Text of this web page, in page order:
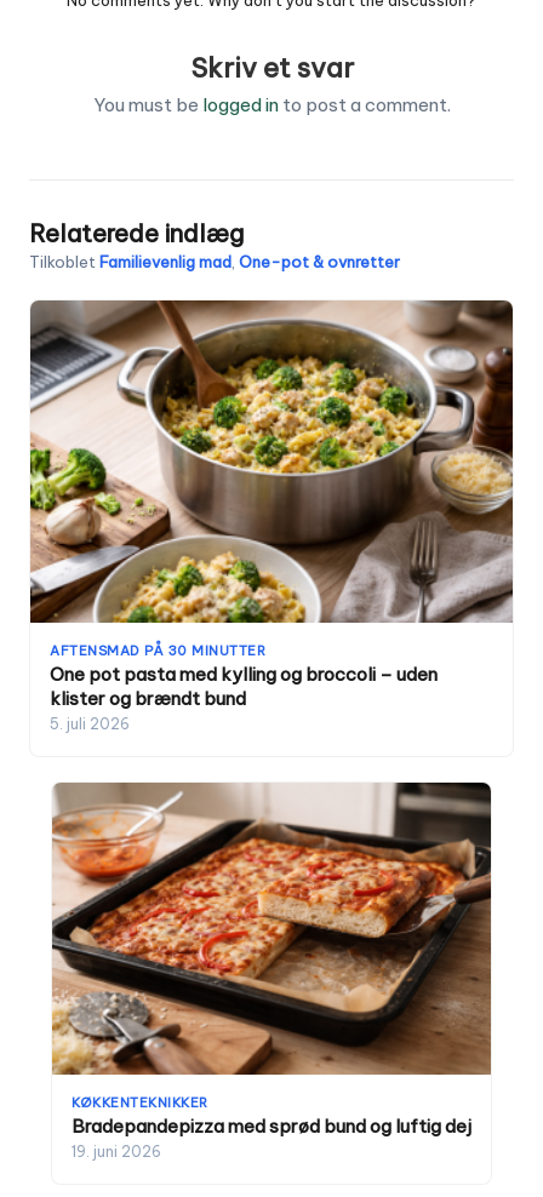
Skriv et svar
You must be logged into post a comment.
Relaterede indlæg
Tilkoblet Familievenlig mad, One-pot & ovnretter
AFTENSMAD PÅ 30 MINUTTER
One pot pasta med kylling og broccoli – uden
klister og brændt bund
5. juli 2026
KØKKENTEKNIKKER
Bradepandepizza med sprød bund og luftig dej
19. juni 2026